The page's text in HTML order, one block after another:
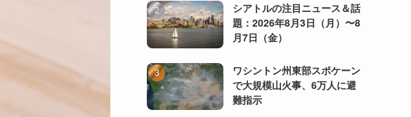
シアトルの注目ニュース＆話
題：2026年8月3日（月）〜8
月7日（金）
ワシントン州東部スポケーン
で大規模山火事、6万人に避
難指示